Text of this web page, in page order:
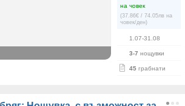
на човек
(37.86€ / 74.05лв на
човек/ден)
1.07-31.08
3-7 нощувки
45 грабнати